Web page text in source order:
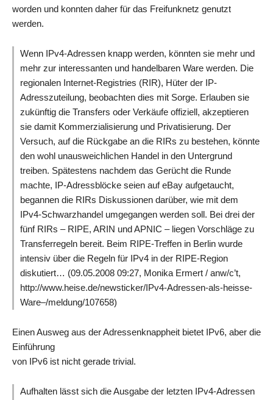
worden und konnten daher für das Freifunknetz genutzt
werden.
Wenn IPv4-Adressen knapp werden, könnten sie mehr und
mehr zur interessanten und handelbaren Ware werden. Die
regionalen Internet-Registries (RIR), Hüter der IP-
Adresszuteilung, beobachten dies mit Sorge. Erlauben sie
zukünftig die Transfers oder Verkäufe offiziell, akzeptieren
sie damit Kommerzialisierung und Privatisierung. Der
Versuch, auf die Rückgabe an die RIRs zu bestehen, könnte
den wohl unausweichlichen Handel in den Untergrund
treiben. Spätestens nachdem das Gerücht die Runde
machte, IP-Adressblöcke seien auf eBay aufgetaucht,
begannen die RIRs Diskussionen darüber, wie mit dem
IPv4-Schwarzhandel umgegangen werden soll. Bei drei der
fünf RIRs – RIPE, ARIN und APNIC – liegen Vorschläge zu
Transferregeln bereit. Beim RIPE-Treffen in Berlin wurde
intensiv über die Regeln für IPv4 in der RIPE-Region
diskutiert… (09.05.2008 09:27, Monika Ermert / anw/c’t,
http://www.heise.de/newsticker/IPv4-Adressen-als-heisse-
Ware–/meldung/107658)
Einen Ausweg aus der Adressenknappheit bietet IPv6, aber die
Einführung
von IPv6 ist nicht gerade trivial.
Aufhalten lässt sich die Ausgabe der letzten IPv4-Adressen